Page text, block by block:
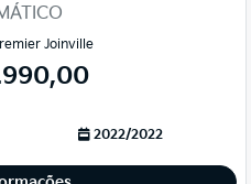
Joinville
2022/2022